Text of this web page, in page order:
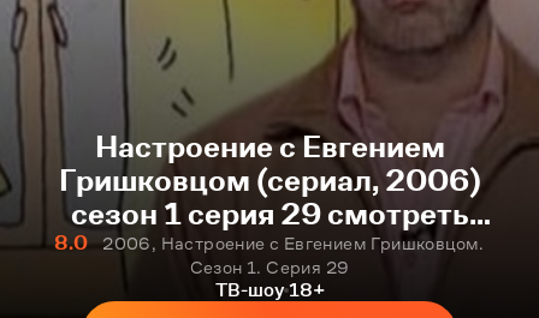
Настроение с Евгением
Гришковцом (сериал, 2006)
сезон 1 серия 29 смотреть
онлайн бесплатно
8.0
2006, Настроение с Евгением Гришковцом.
Сезон 1. Серия 29
ТВ-шоу 18+